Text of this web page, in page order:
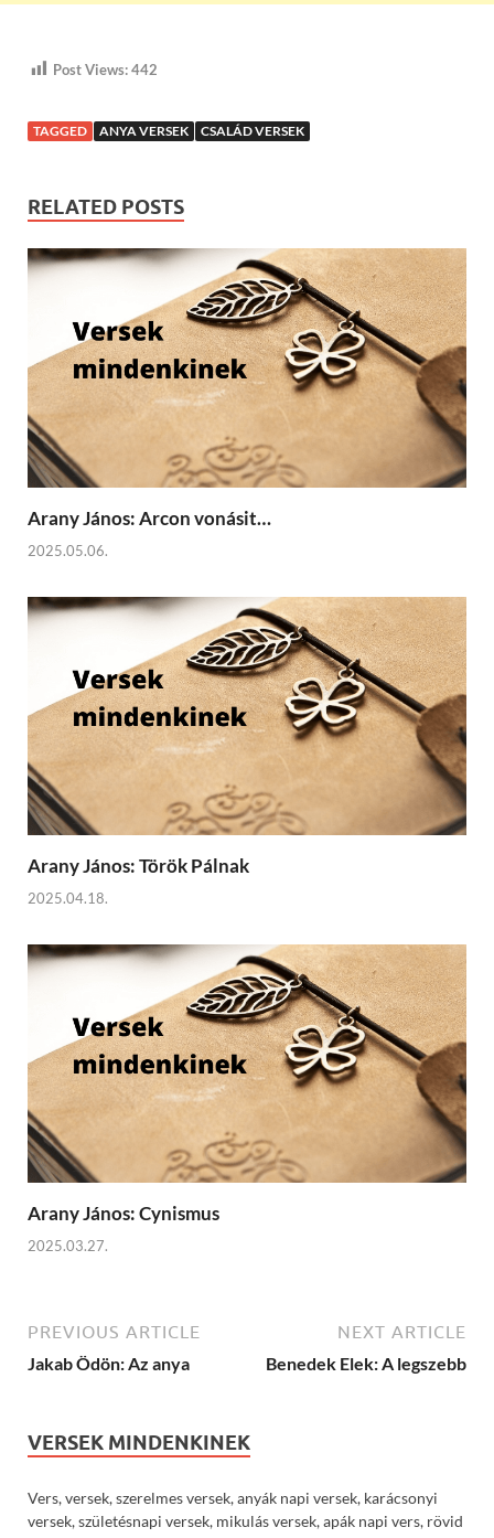
Post Views:442
TAGGED ANYA VERSEK CSALÁD VERSEK
RELATED POSTS
Arany János: Arcon vonásit…
2025.05.06.
Arany János: Török Pálnak
2025.04.18.
Arany János: Cynismus
2025.03.27.
PREVIOUS ARTICLE
Jakab Ödön: Az anya
NEXT ARTICLE
Benedek Elek: A legszebb
VERSEK MINDENKINEK
Vers, versek, szerelmes versek, anyák napi versek, karácsonyi
versek, születésnapi versek, mikulás versek, apák napi vers, rövid